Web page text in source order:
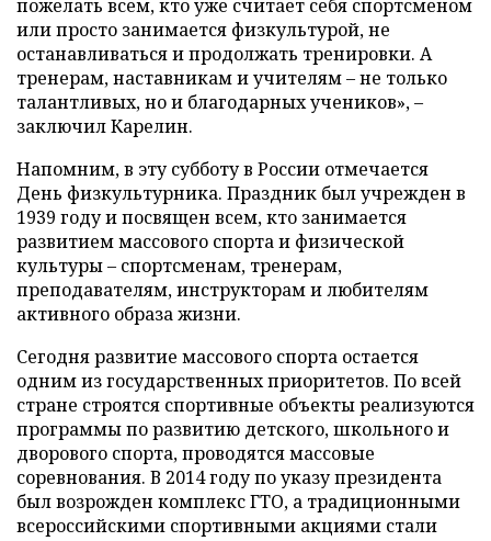
пожелать всем, кто уже считает себя спортсменом
или просто занимается физкультурой, не
останавливаться и продолжать тренировки. А
тренерам, наставникам и учителям – не только
талантливых, но и благодарных учеников», –
заключил Карелин.
Напомним, в эту субботу в России отмечается
День физкультурника. Праздник был учрежден в
1939 году и посвящен всем, кто занимается
развитием массового спорта и физической
культуры – спортсменам, тренерам,
преподавателям, инструкторам и любителям
активного образа жизни.
Сегодня развитие массового спорта остается
одним из государственных приоритетов. По всей
стране строятся спортивные объекты реализуются
программы по развитию детского, школьного и
дворового спорта, проводятся массовые
соревнования. В 2014 году по указу президента
был возрожден комплекс ГТО, а традиционными
всероссийскими спортивными акциями стали